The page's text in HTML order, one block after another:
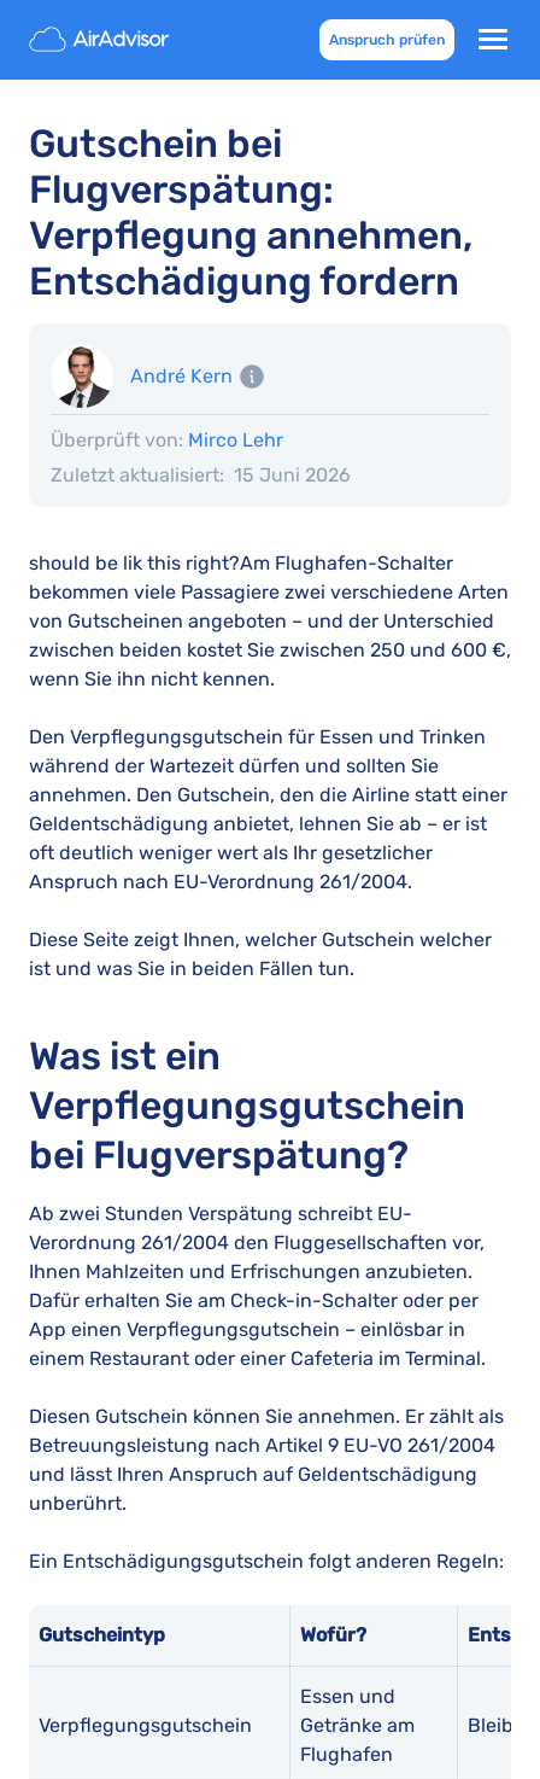
Anspruch prüfen
Gutschein bei
Flugverspätung:
Verpflegung annehmen,
Entschädigung fordern
André Kern
Zuletzt aktualisiert: 15 Juni 2026
Überprüft von: Mirco Lehr
should be lik this right?Am Flughafen-Schalter
bekommen viele Passagiere zwei verschiedene Arten
von Gutscheinen angeboten – und der Unterschied
zwischen beiden kostet Sie zwischen 250 und 600 €,
wenn Sie ihn nicht kennen.
Den Verpflegungsgutschein für Essen und Trinken
während der Wartezeit dürfen und sollten Sie
annehmen. Den Gutschein, den die Airline statt einer
Geldentschädigung anbietet, lehnen Sie ab – er ist
oft deutlich weniger wert als Ihr gesetzlicher
Anspruch nach EU-Verordnung 261/2004.
Diese Seite zeigt Ihnen, welcher Gutschein welcher
ist und was Sie in beiden Fällen tun.
Was ist ein
Verpflegungsgutschein
bei Flugverspätung?
Ab zwei Stunden Verspätung schreibt EU-
Verordnung 261/2004 den Fluggesellschaften vor,
Ihnen Mahlzeiten und Erfrischungen anzubieten.
Dafür erhalten Sie am Check-in-Schalter oder per
App einen Verpflegungsgutschein – einlösbar in
einem Restaurant oder einer Cafeteria im Terminal.
Diesen Gutschein können Sie annehmen. Er zählt als
Betreuungsleistung nach Artikel 9 EU-VO 261/2004
und lässt Ihren Anspruch auf Geldentschädigung
unberührt.
Ein Entschädigungsgutschein folgt anderen Regeln:
Gutscheintyp Wofür?
Verpflegungsgutschein
Essen und
Getränke am
Flughafen
Bleibt